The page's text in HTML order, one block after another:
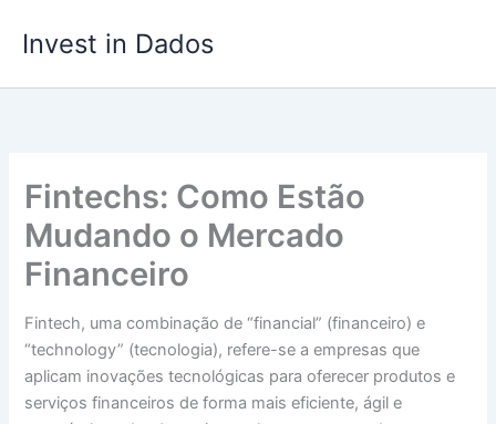
para
conteúdo
Invest in Dados
Fintechs: Como Estão
Mudando o Mercado
Financeiro
Fintech, uma combinação de “financial” (financeiro) e
“technology” (tecnologia), refere-se a empresas que
aplicam inovações tecnológicas para oferecer produtos e
serviços financeiros de forma mais eficiente, ágil e